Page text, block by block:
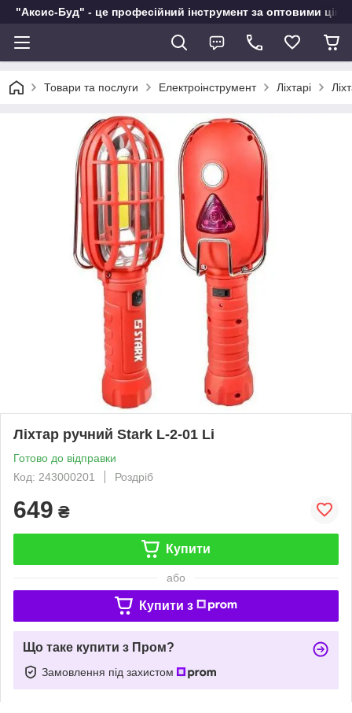
"Аксис-Буд" - це професійний інструмент за оптовими
Товари та послуги Електроінструмент Ліхтарі
Ліхтар ручний Stark L-2-01 Li
Готово до відправки
Код: 243000201
Роздріб
649 ₴
Купити
або
Купити з
Що таке купити з Пром?
Замовлення під захистом